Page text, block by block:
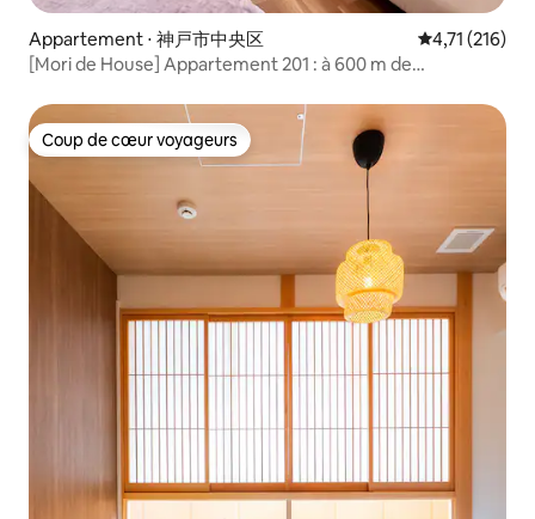
Appartement ⋅ 神戸市中央区 Évaluation
4,71 (216)
[Mori de House] Appartement 201 : à 600 m de
Coup de cœur voyageurs
Coup de cœur voyageurs